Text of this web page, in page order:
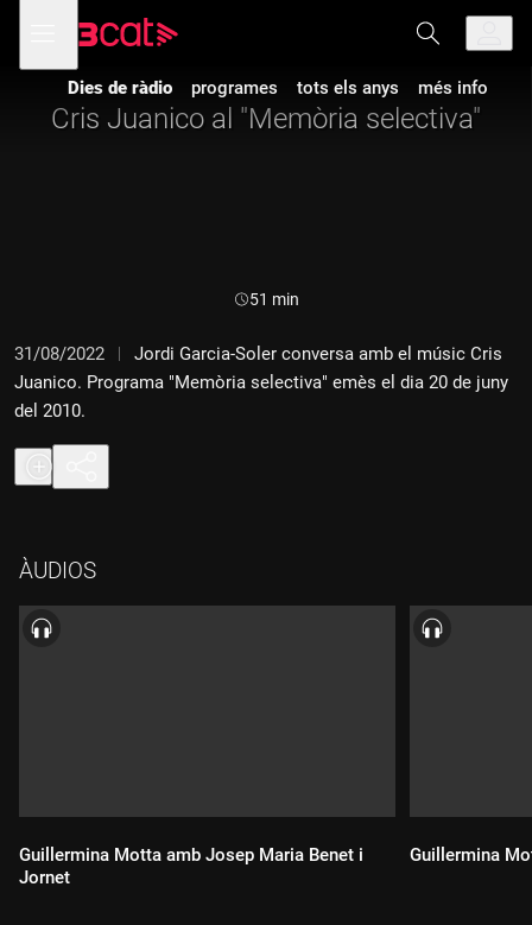
navegació
principal
menú
de
Dies de ràdio programes tots els anys més info
Cris Juanico al "Memòria selectiva"
Durada:
51 min
31/08/2022
Jordi Garcia-Soler conversa amb el músic Cris
Juanico. Programa "Memòria selectiva" emès el dia 20 de juny
del 2010.
ÀUDIOS
Guillermina Motta amb Josep Maria Benet i
Jornet
Guillermina